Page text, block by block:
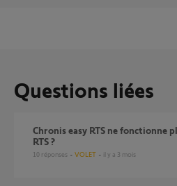
Questions liées
chronis easy RTS ne fonctionne plus et appairage centralis
RTS ?
10 réponses VOLET il y a 3 mois